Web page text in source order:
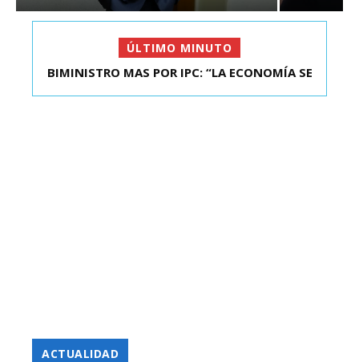
ÚLTIMO MINUTO
KAST SE REUNIÓ CON EL PRESIDENTE ELECTO DE
BIMINISTRO MAS POR IPC: “LA ECONOMÍA SE
ACTUALIDAD